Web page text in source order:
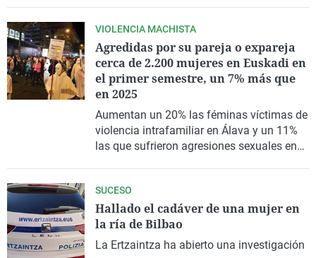
VIOLENCIA MACHISTA
Agredidas por su pareja o expareja
cerca de 2.200 mujeres en Euskadi en
el primer semestre, un 7% más que
en 2025
Aumentan un 20% las féminas víctimas de
violencia intrafamiliar en Álava y un 11%
las que sufrieron agresiones sexuales en
SUCESO
Hallado el cadáver de una mujer en
la ría de Bilbao
La Ertzaintza ha abierto una investigación